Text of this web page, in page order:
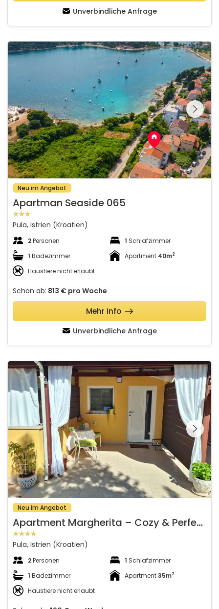
Unverbindliche Anfrage
Apartman Seaside 065
Schauen Sie sich die
gesamte Galerie
Neu im Angebot
Apartman Seaside 065
Pula, Istrien (Kroatien)
2Personen 1 Schlafzimmer
1 Badezimmer Apartment 40m2
Haustiere nicht erlaubt
Schon ab: 813 € pro Woche
Unverbindliche Anfrage
Mehr Info
Apartment Margherita – Cozy & Perfect for Two
Schauen Sie sich die
gesamte Galerie
Neu im Angebot
A
partment Margherita – Cozy & Perfect for Two
Pula, Istrien (Kroatien)
2Personen 1 Schlafzimmer
1 Badezimmer Apartment35m2
Haustiere nicht erlaubt